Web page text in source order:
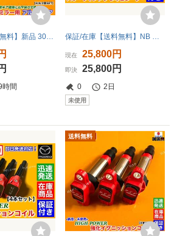
アルミ【送料無料】新品 30歯 電動格納ミラー リペア ギア 2個【フレア MJ34S MJ44S】サイドミラー 修理 交換 カスタムスタイル 軸径 Φ3.5
時間
保証/在庫【送料無料】NB ロードスター 左右 2個SET【新品 パワーウインドウ レギュレーター】運転席 助手席 NB8C NB6C モーター付き 交換
現在 25,800円
即決 25,800円
0 2日
未使用
送料無料